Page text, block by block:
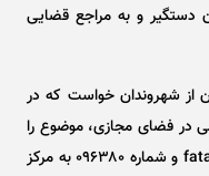
۳۷ نفر از عاملان دستگیر و به مراجع قضایی
از شهروندان خواست که در
فضای مجازی، موضوع را
از طریق سایت پلیس فتا به نشانی fata.gov.ir و شماره ۰۹۶۳۸۰ به مرکز